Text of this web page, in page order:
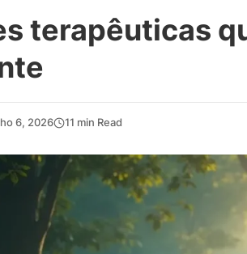
terapêuticas
6, 2026 11 min Read